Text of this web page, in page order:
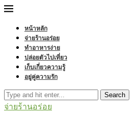
หน้าหลัก
จ่ายร้านอร่อย
ทำอาหารง่าย
ปล่อยตัวไปเที่ยว
เก็บเกี่ยวความรู้
อยู่คู่ความรัก
Search
จ่ายร้านอร่อย